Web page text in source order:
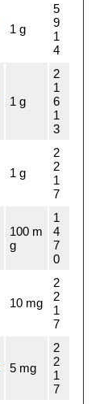
1 g
5
9
1
4
1 g
2
1
6
1
3
1 g
2
2
1
7
100 m
g
1
4
7
0
10 mg
2
2
1
7
5 mg
2
2
1
7